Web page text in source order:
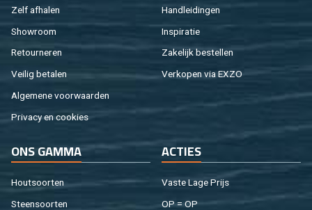
Zelf af­ha­len
Show­room
Re­tour­ne­ren
Vei­lig be­ta­len
Al­ge­me­ne voor­waar­den
Pri­va­cy en coo­kies
Hand­lei­din­gen
In­spi­ra­tie
Za­ke­lijk be­stel­len
Ver­ko­pen via EXZO
ONS GAMMA
Hout­soor­ten
Steen­soor­ten
AC­TIES
Vaste Lage Prijs
OP = OP